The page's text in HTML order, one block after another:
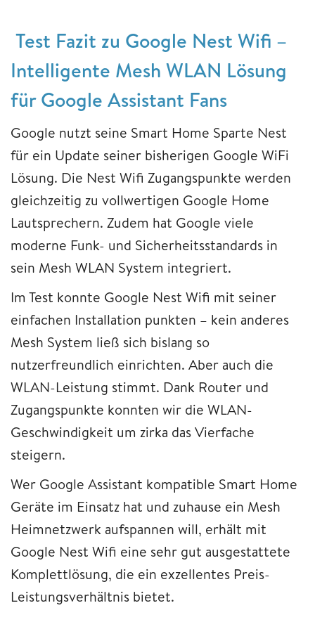
Test Fazit zu Google Nest Wifi –
Intelligente Mesh WLAN Lösung
für Google Assistant Fans
Google nutzt seine Smart Home Sparte Nest
für ein Update seiner bisherigen Google WiFi
Lösung. Die Nest Wifi Zugangspunkte werden
gleichzeitig zu vollwertigen Google Home
Lautsprechern. Zudem hat Google viele
moderne Funk- und Sicherheitsstandards in
sein Mesh WLAN System integriert.
Im Test konnte Google Nest Wifi mit seiner
einfachen Installation punkten – kein anderes
Mesh System ließ sich bislang so
nutzerfreundlich einrichten. Aber auch die
WLAN-Leistung stimmt. Dank Router und
Zugangspunkte konnten wir die WLAN-
Geschwindigkeit um zirka das Vierfache
steigern.
Wer Google Assistant kompatible Smart Home
Geräte im Einsatz hat und zuhause ein Mesh
Heimnetzwerk aufspannen will, erhält mit
Google Nest Wifi eine sehr gut ausgestattete
Komplettlösung, die ein exzellentes Preis-
Leistungsverhältnis bietet.